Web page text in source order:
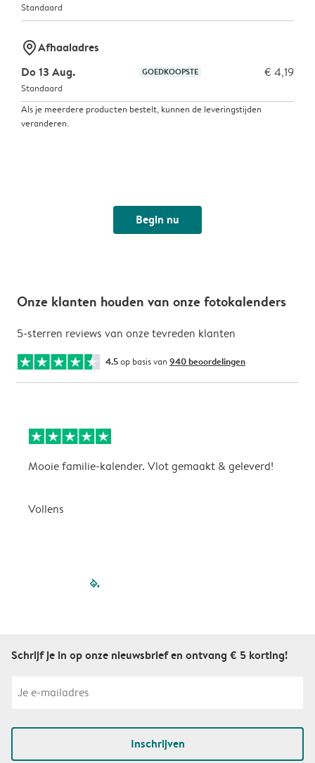
Standaard
marker-pinAfhaaladres
Do 13 Aug.
GOEDKOOPSTE € 4,19
Standaard
Als je meerdere producten bestelt, kunnen de leveringstijden
veranderen.
Begin nu
Onze klanten houden van onze fotokalenders
5-sterren reviews van onze tevreden klanten
4.5op basis van 940 beoordelingen
Mooie familie-kalender. Vlot gemaakt & geleverd!
Vollens
filled-pagination
Schrijf je in op onze nieuwsbrief en ontvang € 5 korting!
Inschrijven